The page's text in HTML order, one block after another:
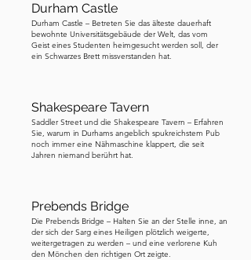
Durham Castle
Durham Castle – Betreten Sie das älteste dauerhaft
bewohnte Universitätsgebäude der Welt, das vom
Geist eines Studenten heimgesucht werden soll, der
ein Schwarzes Brett missverstanden hat.
Shakespeare Tavern
Saddler Street und die Shakespeare Tavern – Erfahren
Sie, warum in Durhams angeblich spukreichstem Pub
noch immer eine Nähmaschine klappert, die seit
Jahren niemand berührt hat.
Prebends Bridge
Die Prebends Bridge – Halten Sie an der Stelle inne, an
der sich der Sarg eines Heiligen plötzlich weigerte,
weitergetragen zu werden – und eine verlorene Kuh
den Mönchen den richtigen Ort zeigte.